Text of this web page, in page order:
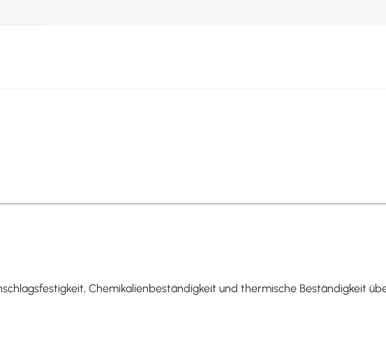
Chemikalienbeständigkeit und thermische Beständigkeit